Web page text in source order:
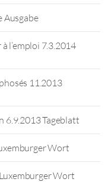
Ausgabe
l’emploi 7.3.2014
11.2013
6.9.2013 Tageblatt
Wort
Wort